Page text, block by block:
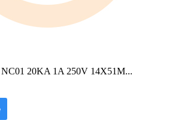
20KA 1A 250V 14X51M...